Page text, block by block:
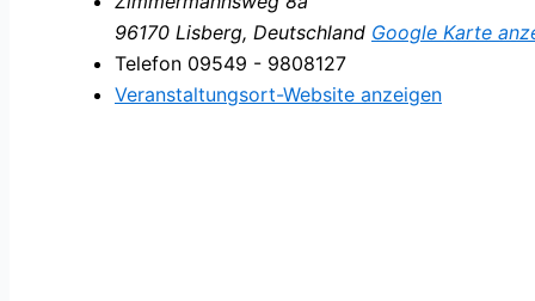
96170 Lisberg, Deutschland Google Karte
Telefon 09549 - 9808127
Veranstaltungsort-Website anzeigen